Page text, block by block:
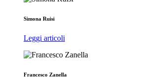
Simona Ruisi
Leggi articoli
Francesco Zanella